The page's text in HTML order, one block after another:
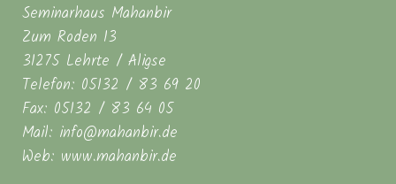
Seminarhaus Mahanbir
Zum Roden 13
31275 Lehrte / Aligse
Telefon: 05132 / 83 69 20
Fax: 05132 / 83 64 05
Mail: info@mahanbir.de
Web: www.mahanbir.de